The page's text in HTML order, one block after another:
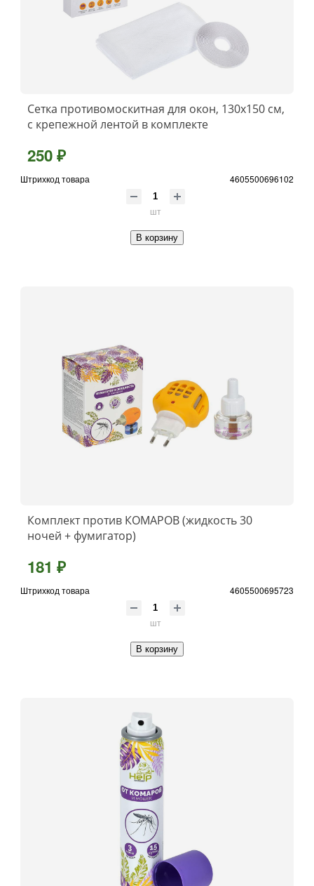
Сетка противомоскитная для окон, 130х150 см,
с крепежной лентой в комплекте
250 ₽
Штрихкод товара 4605500696102
шт
В корзину
Комплект против КОМАРОВ (жидкость 30
ночей + фумигатор)
181 ₽
Штрихкод товара 4605500695723
шт
В корзину